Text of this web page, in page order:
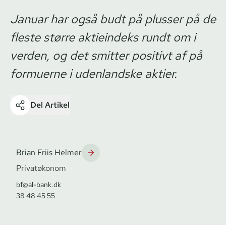
Januar har også budt på plusser på de
fleste større aktieindeks rundt om i
verden, og det smitter positivt af på
formuerne i udenlandske aktier.
Del Artikel
Brian Friis Helmer
Privatøkonom
bf@al-bank.dk
38 48 45 55